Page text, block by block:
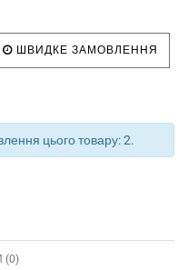
ШВИДКЕ ЗАМОВЛЕННЯ
цього товару: 2.
(0)